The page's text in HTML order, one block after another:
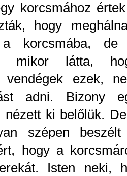
korcsmához
hogy
a korcsmába,
mikor látta,
ezek,
adni. Bizony
nézett ki belőlük.
szépen
hogy a
Isten neki,